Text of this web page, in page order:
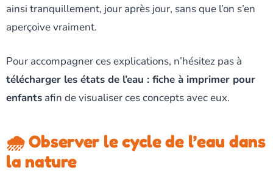
ainsi tranquillement, jour après jour, sans que l’on s’en
aperçoive vraiment.
Pour accompagner ces explications, n’hésitez pas à
télécharger les états de l’eau : fiche à imprimer pour
enfants afin de visualiser ces concepts avec eux.
🌧️ Observer le cycle de l’eau dans
la nature